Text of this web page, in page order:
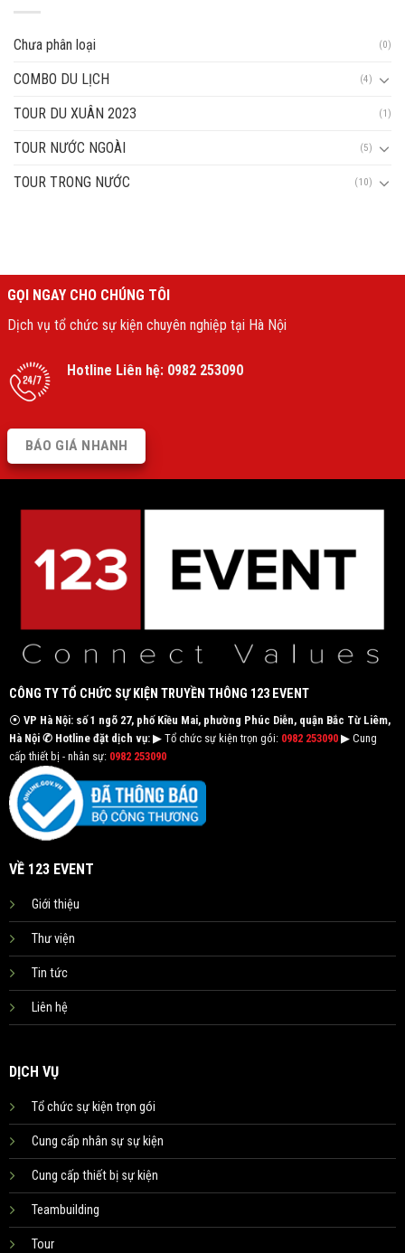
Chưa phân loại (0)
COMBO DU LỊCH (4)
TOUR DU XUÂN 2023 (1)
TOUR NƯỚC NGOÀI (5)
TOUR TRONG NƯỚC (10)
GỌI NGAY CHO CHÚNG TÔI
Dịch vụ tổ chức sự kiện chuyên nghiệp tại Hà Nội
Hotline Liên hệ: 0982 253090
BÁO GIÁ NHANH
CÔNG TY TỔ CHỨC SỰ KIỆN TRUYỀN THÔNG 123 EVENT
⦿ VP Hà Nội: số 1 ngõ 27, phố Kiều Mai, phường Phúc Diễn, quận Bắc Từ Liêm,
Hà Nội ✆ Hotline đặt dịch vụ:▶ Tổ chức sự kiện trọn gói: 0982 253090▶ Cung
cấp thiết bị - nhân sự: 0982 253090
VỀ 123 EVENT
Giới thiệu
Thư viện
Tin tức
Liên hệ
DỊCH VỤ
Tổ chức sự kiện trọn gói
Cung cấp nhân sự sự kiện
Cung cấp thiết bị sự kiện
Teambuilding
Tour